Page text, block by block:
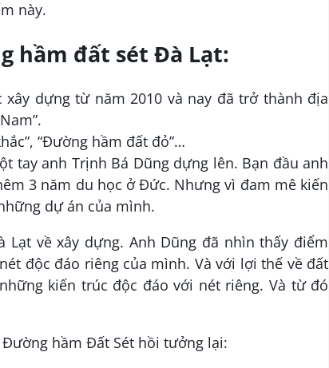
này.
hầm đất sét Đà Lạt:
dựng từ năm 2010 và nay đã trở thành địa
“Đường hầm đất đỏ”…
tay anh Trịnh Bá Dũng dựng lên. Bạn đầu anh
3 năm du học ở Đức. Nhưng vì đam mê kiến
dự án của mình.
về xây dựng. Anh Dũng đã nhìn thấy điểm
độc đáo riêng của mình. Và với lợi thế về đất
kiến trúc độc đáo với nét riêng. Và từ đó
hầm Đất Sét hồi tưởng lại: